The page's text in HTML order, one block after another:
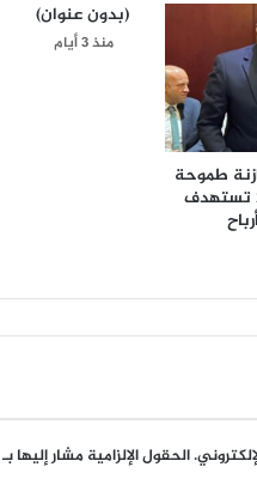
طموحة
للعام المالي 2026/2027 تستهدف
(بدون عنوان)
منذ 3 أيام
الحقول الإلزامية مشار إليها بـ